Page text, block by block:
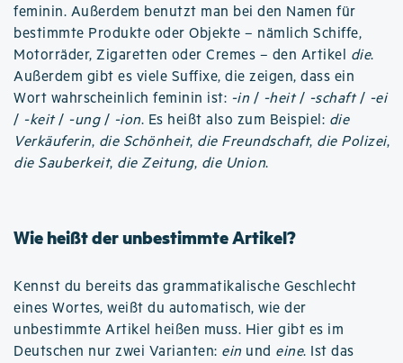
feminin. Außerdem benutzt man bei den Namen für
bestimmte Produkte oder Objekte – nämlich Schiffe,
Motorräder, Zigaretten oder Cremes – den Artikel die.
Außerdem gibt es viele Suffixe, die zeigen, dass ein
Wort wahrscheinlich feminin ist: -in / -heit/ -schaft/ -ei
/ -keit/ -ung/ -ion. Es heißt also zum Beispiel: die
Verkäuferin, die Schönheit, die Freundschaft, die Polizei,
die Sauberkeit, die Zeitung, die Union.
Wie heißt der unbestimmte Artikel?
Kennst du bereits das grammatikalische Geschlecht
eines Wortes, weißt du automatisch, wie der
unbestimmte Artikel heißen muss. Hier gibt es im
Deutschen nur zwei Varianten: ein und eine. Ist das